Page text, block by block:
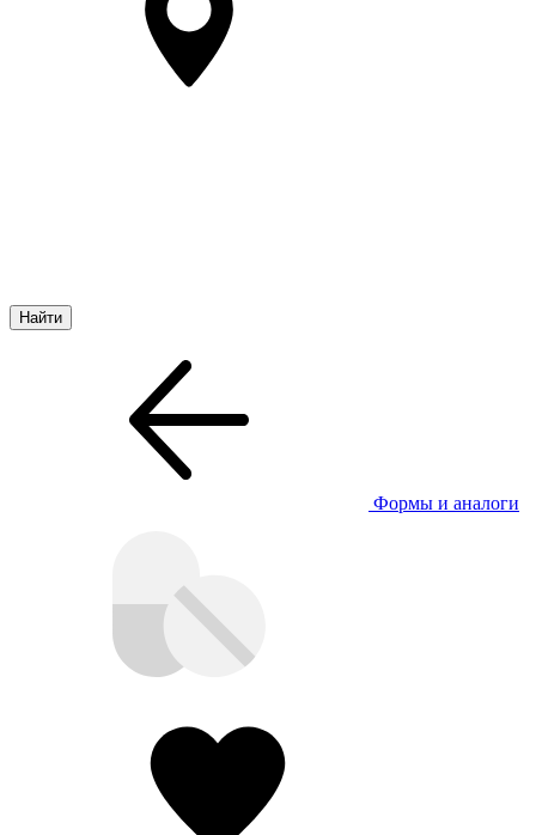
Формы и аналоги